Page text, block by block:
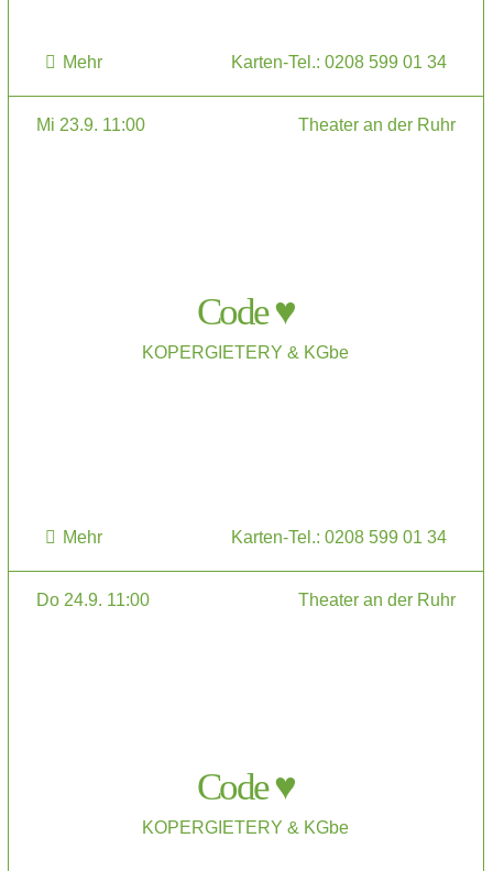
Mehr Karten-Tel.: 0208 599 01 34
Mi 23.9. 11:00 Theater an der Ruhr
Code ♥
KOPERGIETERY & KGbe
Mehr Karten-Tel.: 0208 599 01 34
Do 24.9. 11:00 Theater an der Ruhr
Code ♥
KOPERGIETERY & KGbe